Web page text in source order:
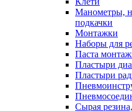
Манометры,
подкачки
Монтажки
Наборы для
Паста
Пластыри
Пластыри
Сырая